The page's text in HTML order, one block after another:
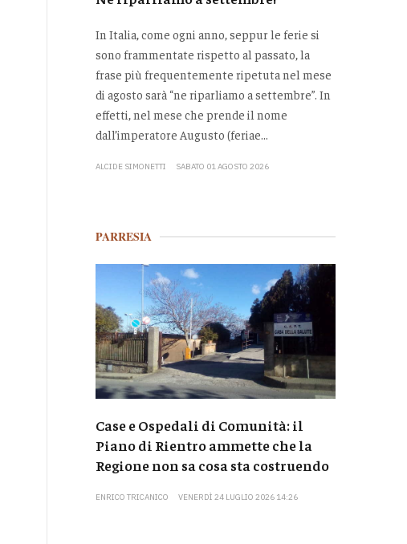
In Italia, come ogni anno, seppur le ferie si
sono frammentate rispetto al passato, la
frase più frequentemente ripetuta nel mese
di agosto sarà “ne riparliamo a settembre”. In
effetti, nel mese che prende il nome
dall’imperatore Augusto (feriae...
ALCIDE SIMONETTI SABATO 01 AGOSTO 2026
PARRESIA
Case e Ospedali di Comunità: il
Piano di Rientro ammette che la
Regione non sa cosa sta costruendo
ENRICO TRICANICO VENERDÌ 24 LUGLIO 2026 14:26